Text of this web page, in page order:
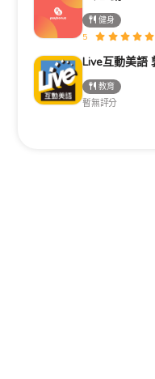
健身
5
教育
暫無評分